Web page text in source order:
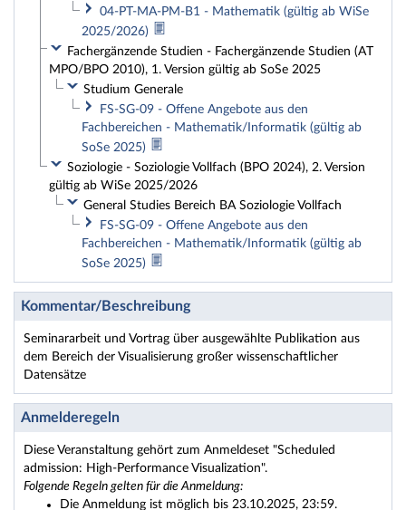
04-PT-MA-PM-B1 - Mathematik (gültig ab WiSe
2025/2026)
Fachergänzende Studien - Fachergänzende Studien (AT
MPO/BPO 2010), 1. Version gültig ab SoSe 2025
Studium Generale
FS-SG-09 - Offene Angebote aus den
Fachbereichen - Mathematik/Informatik (gültig ab
SoSe 2025)
Soziologie - Soziologie Vollfach (BPO 2024), 2. Version
gültig ab WiSe 2025/2026
General Studies Bereich BA Soziologie Vollfach
FS-SG-09 - Offene Angebote aus den
Fachbereichen - Mathematik/Informatik (gültig ab
SoSe 2025)
Kommentar/Beschreibung
Seminararbeit und Vortrag über ausgewählte Publikation aus
dem Bereich der Visualisierung großer wissenschaftlicher
Datensätze
Anmelderegeln
Diese Veranstaltung gehört zum Anmeldeset "Scheduled
admission: High-Performance Visualization".
Folgende Regeln gelten für die Anmeldung:
Die Anmeldung ist möglich bis 23.10.2025, 23:59.